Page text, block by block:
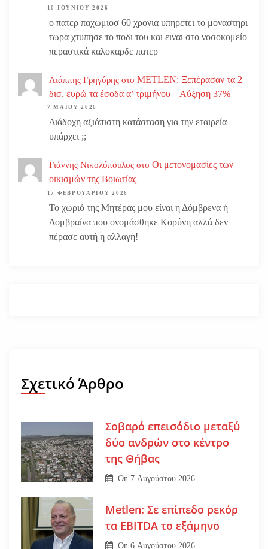
10 ΙΟΥΝΊΟΥ 2026
ο πατερ παχωμιοσ 60 χρονια υπηρετει το μοναστηρι
τωρα χτυπησε το ποδι του και ειναι στο νοσοκομείο
περαστικά καλοκαρδε πατερ
Λιάππης Γρηγόρης στο METLEN: Ξεπέρασαν τα 2
δισ. ευρώ τα έσοδα α’ τριμήνου – Αύξηση 37%
7 ΜΑΪ́ΟΥ 2026
Διάδοχη αξιόπιστη κατάσταση για την εταιρεία
υπάρχει ;;
Γιάννης Νικολόπουλος στο Οι μετονομασίες των
οικισμών της Βοιωτίας
17 ΦΕΒΡΟΥΑΡΊΟΥ 2026
Το χωριό της Μητέρας μου είναι η Δόμβρενα ή
Δομβραίνα που ονομάσθηκε Κορύνη αλλά δεν
πέρασε αυτή η αλλαγή!
Σχετικό Άρθρο
Σοβαρό επεισόδιο μεταξύ
δύο ανδρών στο κέντρο
της Θήβας
On 7 Αυγούστου 2026
Metlen: Σε επίπεδο ρεκόρ
τα EBITDA το εξάμηνο
On6 Αυγούστου 2026